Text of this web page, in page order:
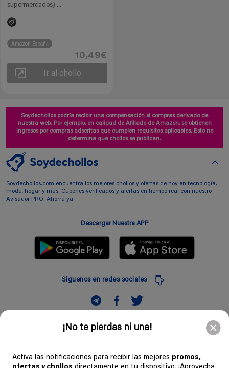
¡No te pierdas ni una!
Activa las notificaciones para recibir las mejores promos,
supermercados) ...
Amazon España
10,49€
Ir al chollo
Soydechollos podría recibir una compensación si compras derivado de
nuestra web. Por ejemplo, en calidad de Afiliado de Amazon, se obtienen
ingresos por compras adscritas que cumplen requisitos aplicables. Esto no
determina que chollos se publican.
Soydechollos.com encuentra los mejores chollos y ofertas de hoy en tecnología,
moda, hogar y más. Cupones verificados y alertas en tiempo real con nuestro
Avisador PRO. Ahorra ya
Descargar Nuestra APP
Siguenos en redes sociales
Suscribir